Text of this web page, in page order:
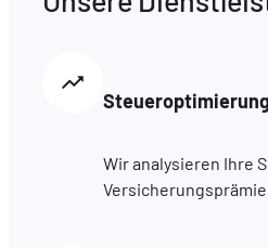
Wir analysieren Ihre